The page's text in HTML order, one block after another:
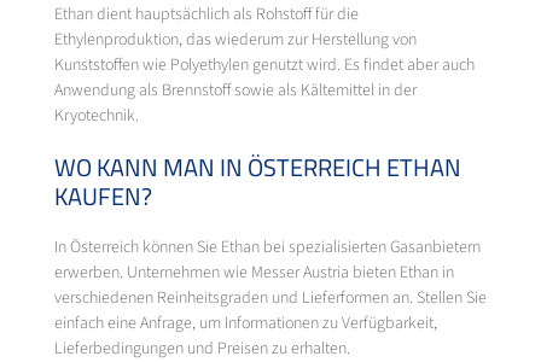
Ethan dient hauptsächlich als Rohstoff für die
Ethylenproduktion, das wiederum zur Herstellung von
Kunststoffen wie Polyethylen genutzt wird. Es findet aber auch
Anwendung als Brennstoff sowie als Kältemittel in der
Kryotechnik.
WO KANN MAN IN ÖSTERREICH ETHAN
KAUFEN?
In Österreich können Sie Ethan bei spezialisierten Gasanbietern
erwerben. Unternehmen wie Messer Austria bieten Ethan in
verschiedenen Reinheitsgraden und Lieferformen an. Stellen Sie
einfach eine Anfrage, um Informationen zu Verfügbarkeit,
Lieferbedingungen und Preisen zu erhalten.